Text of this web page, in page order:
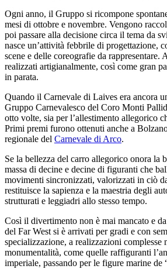
Ogni anno, il Gruppo si ricompone
mesi di ottobre e novembre. Vengono
poi passare alla decisione circa il tema da
nasce un’attività febbrile di progettazione,
scene e delle coreografie da rappresentare.
realizzati artigianalmente, così come gran
in parata.
Quando il Carnevale di Laives era ancora
Gruppo Carnevalesco del Coro Monti
otto volte, sia per l’allestimento allegorico
Primi premi furono ottenuti anche a
regionale del Carnevale di Arco.
Se la bellezza del carro allegorico onora la
massa di decine e decine di figuranti che
movimenti sincronizzati, valorizzati in ciò
restituisce la sapienza e la maestria degli
strutturati e leggiadri allo stesso tempo.
Così il divertimento non è mai mancato e
del Far West si è arrivati per gradi e con
specializzazione, a realizzazioni complesse
monumentalità, come quelle raffiguranti
imperiale, passando per le figure marine de